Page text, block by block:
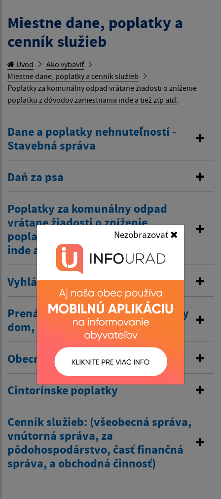
Nezobrazovať
Miestne dane, poplatky a
cenník služieb
Úvod
Ako vybaviť
Miestne dane, poplatky a cenník služieb
Poplatky za komunálny odpad vrátane žiadosti o zníženie
poplatku z dôvodov zamestnania inde a tiež zťp atď.
Dane a poplatky nehnuteľností -
Stavebná správa
Daň za psa
Poplatky za komunálny odpad
vrátane žiadosti o zníženie
poplatku z dôvodov zamestnania
inde a tiež zťp atď.
Vyhlásenie v miestnom rozhlase
Prenájom nehnuteľností /kultúrny
dom, …/
Obecné nájomné byty
Cintorínske poplatky
Cenník služieb: (všeobecná správa,
vnútorná správa, za
pôdohospodárstvo, časť finančná
správa, a obchodná činnosť)